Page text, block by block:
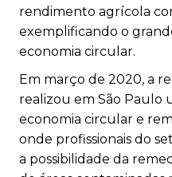
rendimento agrícola
exemplificando o
economia circular.
Em março de 2020, a
realizou em São Paulo
economia circular e
onde profissionais do
a possibilidade da